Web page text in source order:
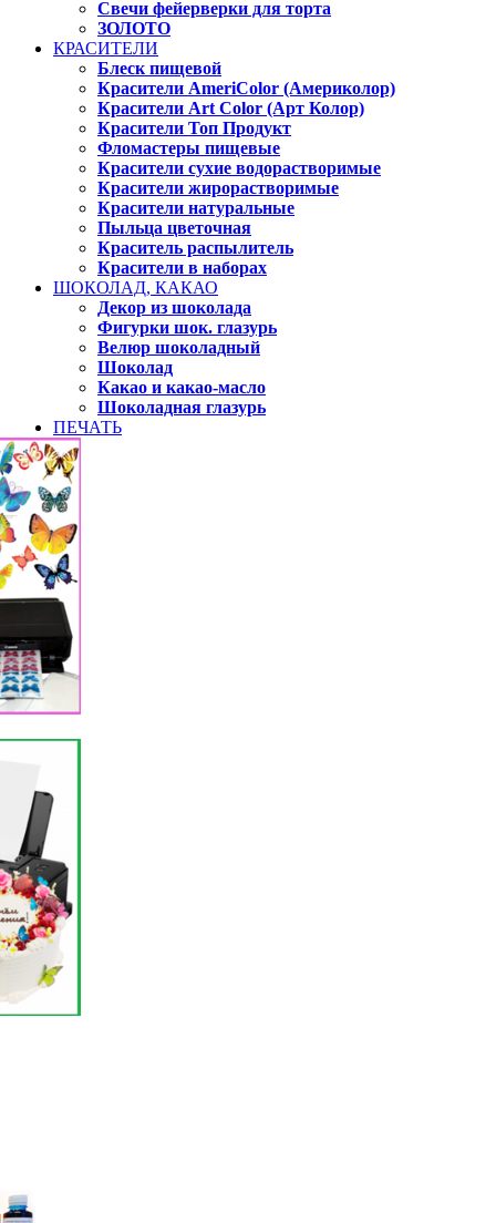
Свечи фейерверки для торта
ЗОЛОТО
КРАСИТЕЛИ
Блеск пищевой
Красители AmeriColor (Америколор)
Красители Art Color (Арт Колор)
Красители Топ Продукт
Фломастеры пищевые
Красители сухие водорастворимые
Красители жирорастворимые
Красители натуральные
Пыльца цветочная
Краситель распылитель
Красители в наборах
ШОКОЛАД, КАКАО
Декор из шоколада
Фигурки шок. глазурь
Велюр шоколадный
Шоколад
Какао и какао-масло
Шоколадная глазурь
ПЕЧАТЬ